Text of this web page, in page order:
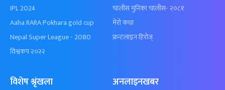
IPL 2024
Aaha RARA Pokhara gold cup
Nepal Super League - 2080
विश्वकप २०२२
चालीस मुनिका चालीस- २०८१
मेरो कथा
फ्रन्टलाइन हिरोज्
विशेष श्रृंखला अनलाइनखबर